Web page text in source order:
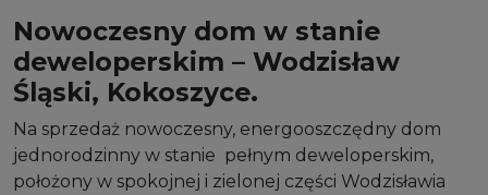
Nowoczesny dom w stanie
deweloperskim – Wodzisław
Śląski, Kokoszyce.
Na sprzedaż nowoczesny, energooszczędny dom
jednorodzinny w stanie pełnym deweloperskim,
położony w spokojnej i zielonej części Wodzisławia